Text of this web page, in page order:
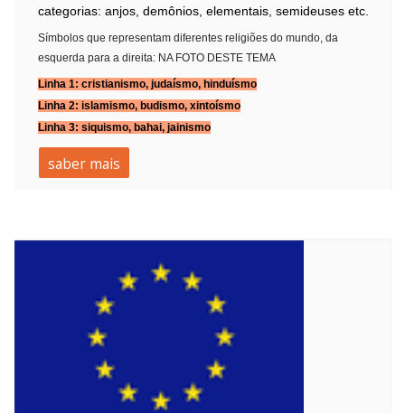
categorias: anjos, demônios, elementais, semideuses etc.
Símbolos que representam diferentes religiões do mundo, da
esquerda para a direita: NA FOTO DESTE TEMA
Linha 1: cristianismo, judaísmo, hinduísmo
Linha 2: islamismo, budismo, xintoísmo
Linha 3: siquismo, bahai, jainismo
saber mais